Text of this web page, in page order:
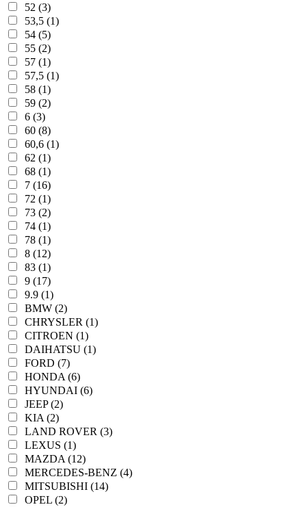
52 (3)
53,5 (1)
54 (5)
55 (2)
57 (1)
57,5 (1)
58 (1)
59 (2)
6 (3)
60 (8)
60,6 (1)
62 (1)
68 (1)
7 (16)
72 (1)
73 (2)
74 (1)
78 (1)
8 (12)
83 (1)
9 (17)
9.9 (1)
BMW (2)
CHRYSLER (1)
CITROEN (1)
DAIHATSU (1)
FORD (7)
HONDA (6)
HYUNDAI (6)
JEEP (2)
KIA (2)
LAND ROVER (3)
LEXUS (1)
MAZDA (12)
MERCEDES-BENZ (4)
MITSUBISHI (14)
OPEL (2)